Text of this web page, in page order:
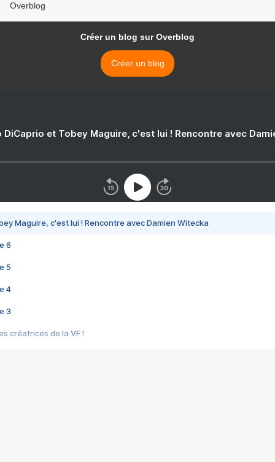
Overblog
Créer un blog sur Overblog
Créer un blog
DiCaprio et Tobey Maguire, c'est lui ! Rencontre avec
Maguire, c'est lui ! Rencontre avec Damien Witecka
6
5
4
3
créatrices de la VF !